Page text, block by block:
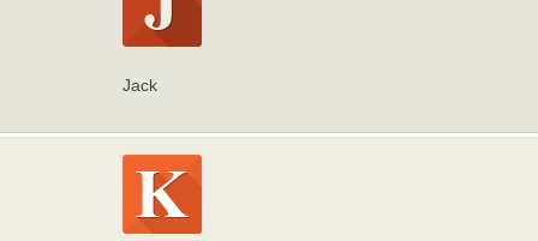
Jack